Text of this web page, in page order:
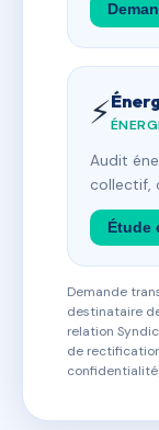
⚡
Audit
collectif,
Étude
Demande
destinataire
relation
de